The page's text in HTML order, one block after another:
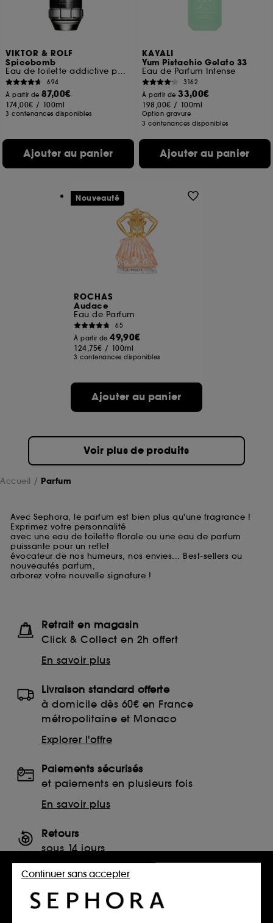
VIKTOR & ROLF
Spicebomb
Eau de toilette addictive pour homme
694
À partir de87,00€
174,00€ / 100ml
3 contenances disponibles
Ajouter au panier
KAYALI
Yum Pistachio Gelato 33
Eau de Parfum Intense
3162
À partir de33,00€
198,00€ / 100ml
Option gravure
3 contenances disponibles
Ajouter au panier
ROCHAS
Audace
Eau de Parfum
65
À partir de49,90€
124,75€ / 100ml
3 contenances disponibles
Ajouter au panier
Nouveauté
Voir plus de produits
Accueil Parfum
Avec Sephora, le parfum est bien plus qu'une fragrance !
Exprimez votre personnalité
avec une eau de toilette florale ou une eau de parfum
puissante pour un reflet
évocateur de nos humeurs, nos envies... Best-sellers ou
nouveautés parfum,
arborez votre nouvelle signature !
Retrait en magasin
Click & Collect en 2h offert
En savoir plus
Livraison standard offerte
à domicile dès 60€ en France
métropolitaine et Monaco
Explorer l'offre
Paiements sécurisés
et paiements en plusieurs fois
En savoir plus
Retours
sous 14 jours
Retourner mon article
SERVICES, CONTACT ET CONDITIONS DES OFFRES
Continuer sans accepter